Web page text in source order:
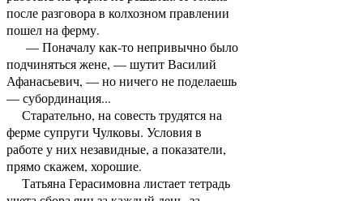
после разговора в колхозном правлении
пошел на ферму.
— Поначалу как-то непривычно было
подчиняться жене, — шутит Василий
Афанасьевич, — но ничего не поделаешь
— субординация...
Старательно, на совесть трудятся на
ферме супруги Чулковы. Условия в
работе у них незавидные, а показатели,
прямо скажем, хорошие.
Татьяна Герасимовна листает тетрадь